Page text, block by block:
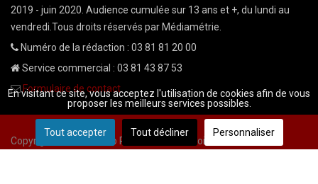
2019 - juin 2020. Audience cumulée sur 13 ans et +, du lundi au
vendredi.Tous droits réservés par Médiamétrie.
Numéro de la rédaction : 03 81 81 20 00
Service commercial : 03 81 43 87 53
Formulaire de contact
Copyright © 2026 Radio Plein Air - Tous droits réservés
En visitant ce site, vous acceptez l'utilisation de cookies afin de vous
proposer les meilleurs services possibles.
Tout accepter Tout décliner Personnaliser